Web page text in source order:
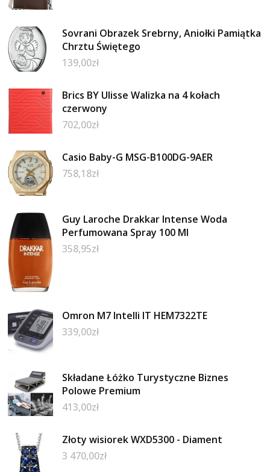
Sovrani Obrazek Srebrny, Aniołki Pamiątka
Chrztu Świętego
139,00zł
Brics BY Ulisse Walizka na 4 kołach
czerwony
702,00zł
Casio Baby-G MSG-B100DG-9AER
758,18zł
Guy Laroche Drakkar Intense Woda
Perfumowana Spray 100 Ml
358,95zł
Omron M7 Intelli IT HEM7322TE
339,00zł
Składane Łóżko Turystyczne Biznes
Polowe Premium
413,00zł
Złoty wisiorek WXD5300 - Diament
3 470,00zł